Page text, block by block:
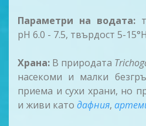
Параметри на водата:
pH 6.0 - 7.5, твърдост 5-15°H
Храна: В природата
насекоми и малки
приема и сухи храни, но
и живи като дафния,